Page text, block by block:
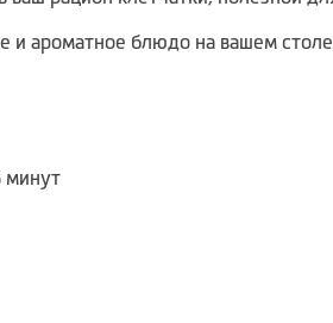
и ароматное блюдо на вашем
минут